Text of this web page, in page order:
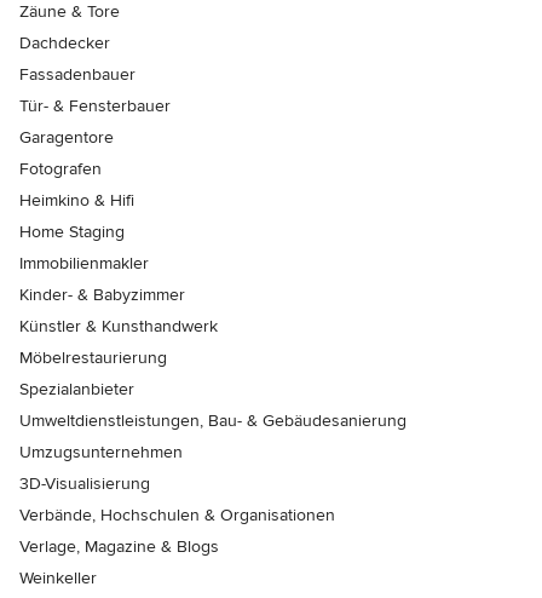
Zäune & Tore
Dachdecker
Fassadenbauer
Tür- & Fensterbauer
Garagentore
Fotografen
Heimkino & Hifi
Home Staging
Immobilienmakler
Kinder- & Babyzimmer
Künstler & Kunsthandwerk
Möbelrestaurierung
Spezialanbieter
Umweltdienstleistungen, Bau- & Gebäudesanierung
Umzugsunternehmen
3D-Visualisierung
Verbände, Hochschulen & Organisationen
Verlage, Magazine & Blogs
Weinkeller